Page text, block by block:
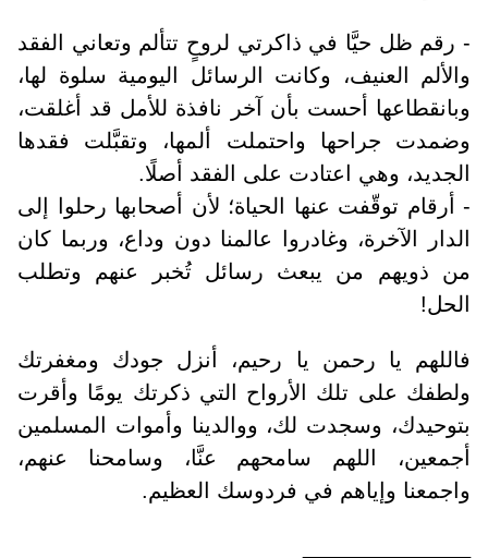
- رقم ظل حيَّا في ذاكرتي لروحٍ تتألم وتعاني الفقد
والألم العنيف، وكانت الرسائل اليومية سلوة لها،
وبانقطاعها أحست بأن آخر نافذة للأمل قد أغلقت،
وضمدت جراحها واحتملت ألمها، وتقبَّلت فقدها
الجديد، وهي اعتادت على الفقد أصلًا.
- أرقام توقّفت عنها الحياة؛ لأن أصحابها رحلوا إلى
الدار الآخرة، وغادروا عالمنا دون وداع، وربما كان
من ذويهم من يبعث رسائل تُخبر عنهم وتطلب
الحل!
فاللهم يا رحمن يا رحيم، أنزل جودك ومغفرتك
ولطفك على تلك الأرواح التي ذكرتك يومًا وأقرت
بتوحيدك، وسجدت لك، ووالدينا وأموات المسلمين
أجمعين، اللهم سامحهم عنَّا، وسامحنا عنهم،
واجمعنا وإياهم في فردوسك العظيم.